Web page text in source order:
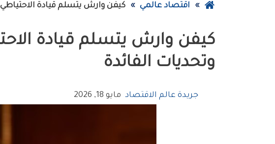
عودة
الصفحة
الرئيسية
اقتصاد عالمي كيفن وارش يتسلم قيادة
كيفن وارش يتسلم قيادة
وتحديات الفائدة
جريدة عالم الاقتصاد مايو 18, 2026